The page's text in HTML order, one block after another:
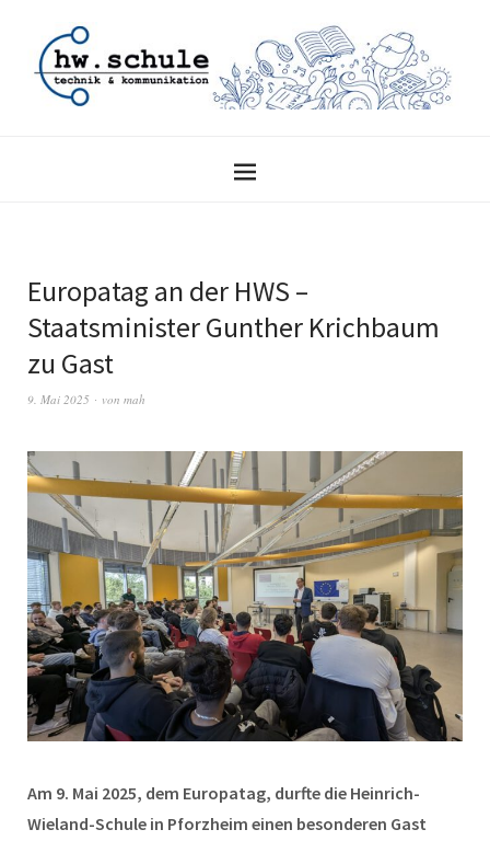
Europatag an der HWS –
Staatsminister Gunther Krichbaum
zu Gast
9. Mai 2025 von mah
Am 9. Mai 2025, dem Europatag, durfte die Heinrich-
Wieland-Schule in Pforzheim einen besonderen Gast